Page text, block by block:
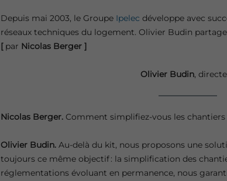
Depuis mai 2003, le Groupe Ipelec développe avec
réseaux techniques du logement. Olivier Budin
[ par Nicolas Berger ]
Olivier Budin,
Nicolas Berger. Comment simplifiez-vous les
Olivier Budin. Au-delà du kit, nous proposons une
toujours ce même objectif : la simplification des
réglementations évoluant en permanence, nous